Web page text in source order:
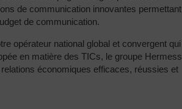
de communication innovantes permettant
de communication.
opérateur national global et convergent qui
en matière des TICs, le groupe Hermess
économiques efficaces, réussies et